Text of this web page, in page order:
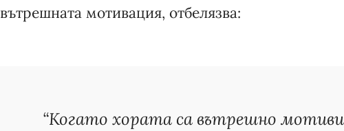
вътрешната мотивация, отбелязва:
“Когато хората са вътрешно